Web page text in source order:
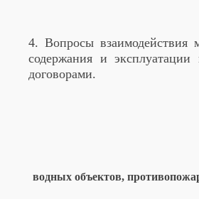
4. Вопросы
содержания и
договорами.
водных объектов,